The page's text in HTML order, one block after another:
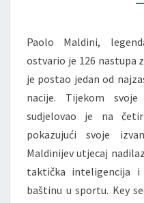
Paolo Maldini,
ostvario je 126 nastupa
je postao jedan od
nacije. Tijekom svoje
sudjelovao je na
pokazujući svoje
Maldinijev utjecaj
taktička inteligencija
baštinu u sportu. Key